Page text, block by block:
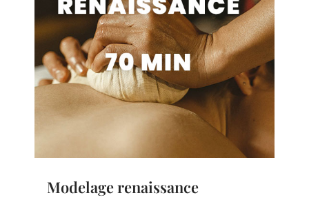
Modelage renaissance